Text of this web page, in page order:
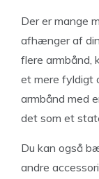
Der er mange
afhænger af
flere armbånd,
et mere fyldigt
armbånd med
det som et
Du kan også
andre